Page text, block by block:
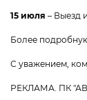
15 июля – Выезд
Более
С уважением,
РЕКЛАМА. ПК